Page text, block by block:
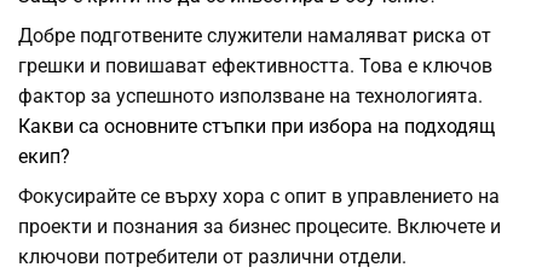
Добре подготвените служители намаляват риска от
грешки и повишават ефективността. Това е ключов
фактор за успешното използване на технологията.
Какви са основните стъпки при избора на подходящ
екип?
Фокусирайте се върху хора с опит в управлението на
проекти и познания за бизнес процесите. Включете и
ключови потребители от различни отдели.